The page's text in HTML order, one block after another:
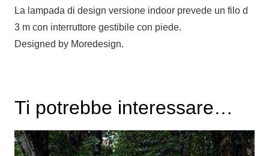
La lampada di design versione indoor prevede un filo d
3 m con interruttore gestibile con piede.
Designed by Moredesign.
Ti potrebbe interessare…